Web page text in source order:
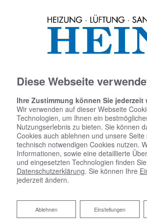
Impressum
Hein GmbH
Wiesbadener Straße 58
65197 Wiesbaden
Telefon:0611 463551
Telefax:0611 460292
Diese Webseite
Ihre Zustimmung können Sie jederzeit
Wir verwenden auf dieser Webseite
Technologien, um Ihnen ein
Nutzungserlebnis zu bieten. Sie können
Cookies auch ablehnen und unsere Seite
technisch notwendigen Cookies nutzen.
Informationen, sowie eine detaillierte
und eingesetzten Technologien finden
Datenschutzerklärung. Sie können Ihre
jederzeit ändern.
Einstellungen
Ablehnen
Ablehnen